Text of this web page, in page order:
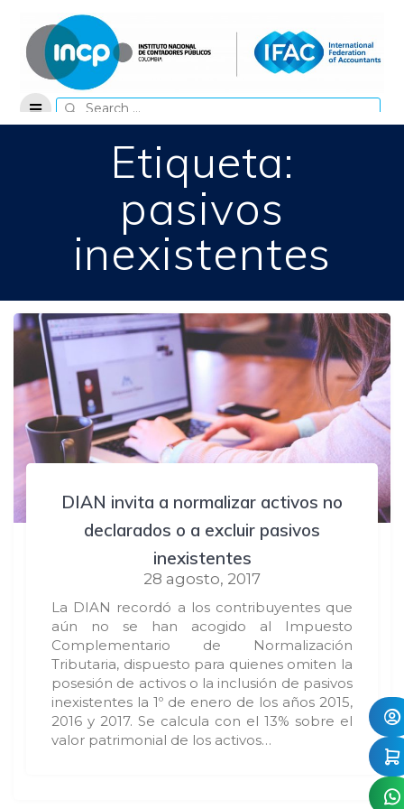
content
Search
for:
Etiqueta:
pasivos
inexistentes
DIAN invita a normalizar activos no
declarados o a excluir pasivos
inexistentes
28 agosto, 2017
La DIAN recordó a los contribuyentes que
aún no se han acogido al Impuesto
Complementario de Normalización
Tributaria, dispuesto para quienes omiten la
posesión de activos o la inclusión de pasivos
inexistentes la 1º de enero de los años 2015,
2016 y 2017. Se calcula con el 13% sobre el
valor patrimonial de los activos…